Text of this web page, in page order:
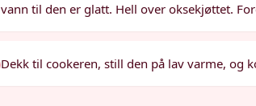
vann til den er glatt. Hell over oksekjøttet.
Dekk til cookeren, still den på lav varme, og